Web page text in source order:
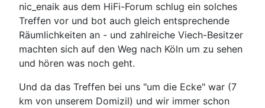
nic_enaik aus dem HiFi-Forum schlug ein solches
Treffen vor und bot auch gleich entsprechende
Räumlichkeiten an - und zahlreiche Viech-Besitzer
machten sich auf den Weg nach Köln um zu sehen
und hören was noch geht.
Und da das Treffen bei uns "um die Ecke" war (7
km von unserem Domizil) und wir immer schon